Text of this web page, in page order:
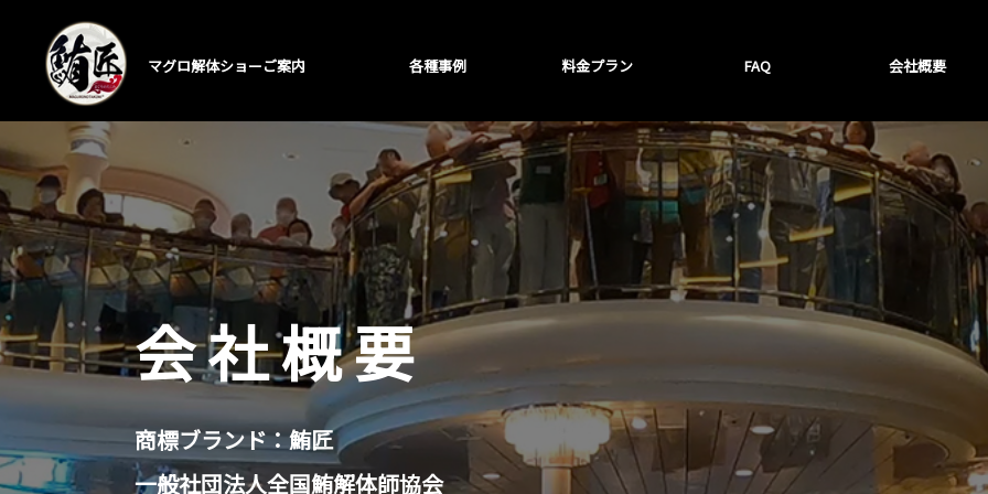
マグロ解体ショーご案内 各種事例 料金プラン FAQ 会社概要
会社概要
商標ブランド：鮪匠
一般社団法人全国鮪解体師協会